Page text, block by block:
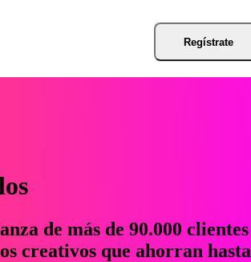
Regístrate
de más de 90.000 clientes
creativos que ahorran hasta